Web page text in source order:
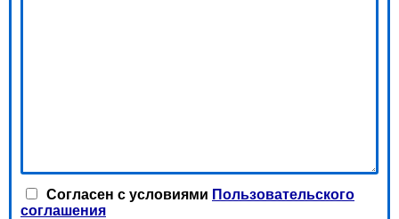
Согласен с условиями Пользовательского
соглашения